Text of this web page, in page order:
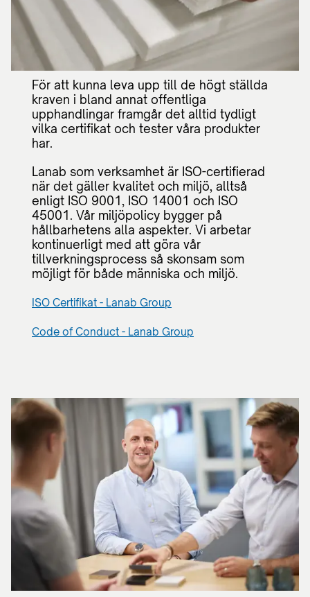
För att kunna leva upp till de högt ställda
kraven i bland annat offentliga
upphandlingar framgår det alltid tydligt
vilka certifikat och tester våra produkter
har.
Lanab som verksamhet är ISO-certifierad
när det gäller kvalitet och miljö, alltså
enligt ISO 9001, ISO 14001 och ISO
45001. Vår miljöpolicy bygger på
hållbarhetens alla aspekter. Vi arbetar
kontinuerligt med att göra vår
tillverkningsprocess så skonsam som
möjligt för både människa och miljö.
ISO Certifikat - Lanab Group
Code of Conduct - Lanab Group